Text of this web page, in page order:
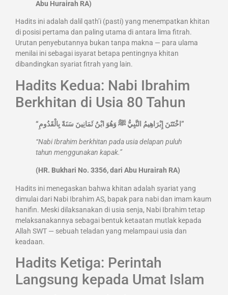
Abu Hurairah RA)
Hadits ini adalah dalil qath’i (pasti) yang menempatkan khitan
di posisi pertama dan paling utama di antara lima fitrah.
Urutan penyebutannya bukan tanpa makna — para ulama
menilai ini sebagai isyarat betapa pentingnya khitan
dibandingkan syariat fitrah yang lain.
Hadits Kedua: Nabi Ibrahim
Berkhitan di Usia 80 Tahun
“اخْتَتَنَ إِبْرَاهِيمُ النَّبِيُّ ﷺ وَهُوَ ابْنُ ثَمَانِينَ سَنَةً بِالْقَدُومِ”
“Nabi Ibrahim berkhitan pada usia delapan puluh
tahun menggunakan kapak.”
(HR. Bukhari No. 3356, dari Abu Hurairah RA)
Hadits ini menegaskan bahwa khitan adalah syariat yang
dimulai dari Nabi Ibrahim AS, bapak para nabi dan imam kaum
hanifin. Meski dilaksanakan di usia senja, Nabi Ibrahim tetap
melaksanakannya sebagai bentuk ketaatan mutlak kepada
Allah SWT — sebuah teladan yang melampaui usia dan
keadaan.
Hadits Ketiga: Perintah
Langsung kepada Umat Islam